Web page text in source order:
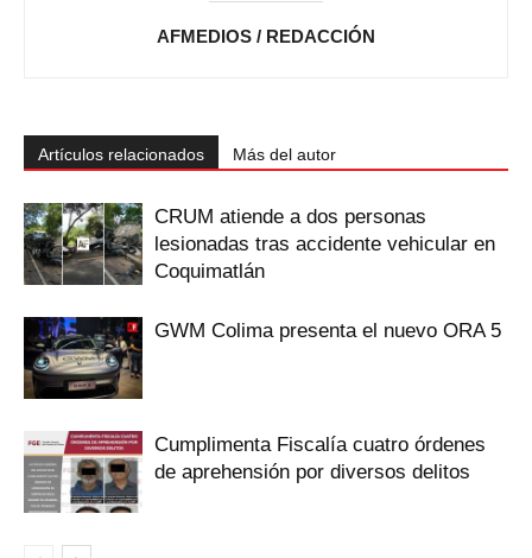
AFMEDIOS / REDACCIÓN
Artículos relacionados Más del autor
CRUM atiende a dos personas
lesionadas tras accidente vehicular en
Coquimatlán
GWM Colima presenta el nuevo ORA 5
Cumplimenta Fiscalía cuatro órdenes
de aprehensión por diversos delitos